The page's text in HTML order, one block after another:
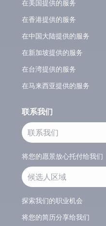
在美国提供的服务
在香港提供的服务
在中国大陆提供的服务
在新加坡提供的服务
在台湾提供的服务
在马来西亚提供的服务
联系我们
联系我们
将您的愿景放心托付给我们
候选人区域
探索我们的职业机会
将您的简历分享给我们